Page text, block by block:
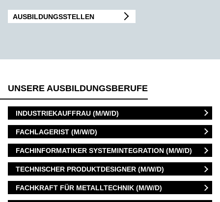
AUSBILDUNGSSTELLEN
UNSERE AUSBILDUNGSBERUFE
INDUSTRIEKAUFFRAU (M/W/D)
FACHLAGERIST (M/W/D)
FACHINFORMATIKER SYSTEMINTEGRATION (M/W/D)
TECHNISCHER PRODUKTDESIGNER (M/W/D)
FACHKRAFT FÜR METALLTECHNIK (M/W/D)